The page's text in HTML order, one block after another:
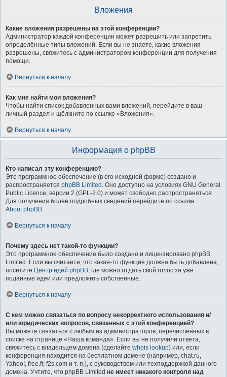
Вложения
Какие вложения разрешены на этой конференции?
Администратор каждой конференции может разрешить или запретить
определённые типы вложений. Если вы не знаете, какие вложения
разрешены, свяжитесь с администратором конференции для получения
помощи.
Вернуться к началу
Как мне найти мои вложения?
Чтобы найти список добавленных вами вложений, перейдите в ваш
личный раздел и щёлкните по ссылке «Вложения».
Вернуться к началу
Информация о phpBB
Кто написал эту конференцию?
Это программное обеспечение (в его исходной форме) создано и
распространяется phpBB Limited . Оно доступно на условиях GNU General
Public Licence, версии 2 (GPL-2.0) и может свободно распространяться.
Для получения более подробных сведений перейдите по ссылке
About phpBB.
Вернуться к началу
Почему здесь нет такой-то функции?
Это программное обеспечение было создано и лицензировано phpBB
Limited. Если вы считаете, что какая-то функция должна быть добавлена,
посетите Центр идей phpBB, где можно отдать свой голос за уже
поданные идеи или предложить собственные.
Вернуться к началу
С кем можно связаться по вопросу некорректного использования и/
или юридических вопросов, связанных с этой конференцией?
Вы можете связаться с любым из администраторов, перечисленных в
списке на странице «Наша команда». Если вы не получили ответа,
свяжитесь с владельцем домена (сделайте whois lookup) или, если
конференция находится на бесплатном домене (например, chat.ru,
Yahoo!, free.fr, f2s.com и т. п.), с руководством или техподдержкой данного
домена. Учтите, что phpBB Limited не имеет никакого контроля над